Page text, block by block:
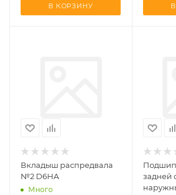
В КОРЗИНУ
Вкладыш распредвала
№2 D6HA
Много
задней